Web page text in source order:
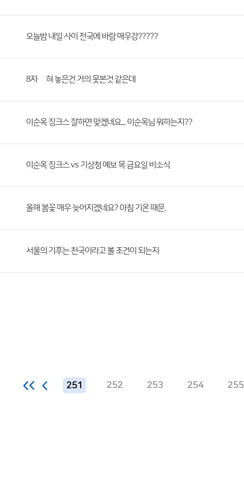
오늘밤 내일 사이 전국에 바람 매우강?????
8자 눞혀 놓은건 거의 못본것 같은데
이순옥 징크스 잘하면 맞겠네요... 이순옥님 뭐하는지??
이순옥 징크스 vs 기상청 예보 목 금요일 비소식
올해 봄꽃 매우 늦어지겠네요? 아침 기온 때문.
서울의 기후는 천국이라고 볼 조건이 되는지
251 252 253 254 255